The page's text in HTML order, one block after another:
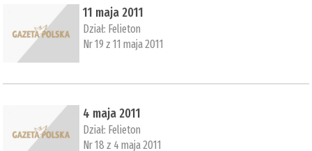
11 maja 2011
Dział: Felieton
Nr 19 z 11 maja 2011
4 maja 2011
Dział: Felieton
Nr 18 z 4 maja 2011